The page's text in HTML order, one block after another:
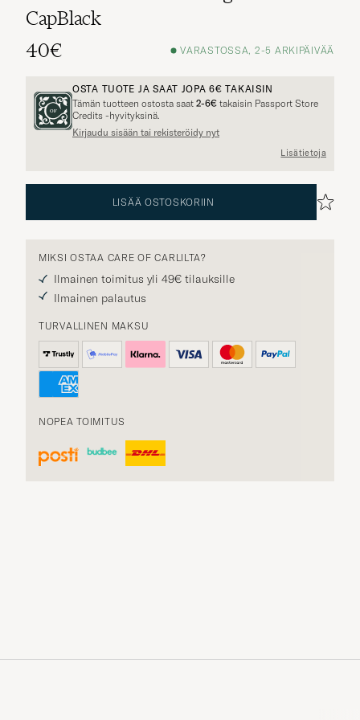
CapBlack
40€
VARASTOSSA, 2-5 ARKIPÄIVÄÄ
OSTA TUOTE JA SAAT JOPA6€ TAKAISIN
Tämän tuotteen ostosta saat 2-6€ takaisin Passport Store
Credits -hyvityksinä.
Kirjaudu sisään tai rekisteröidy nyt
Lisätietoja
LISÄÄ OSTOSKORIIN
MIKSI OSTAA CARE OF CARLILTA?
Ilmainen toimitus yli 49€ tilauksille
Ilmainen palautus
TURVALLINEN MAKSU
NOPEA TOIMITUS